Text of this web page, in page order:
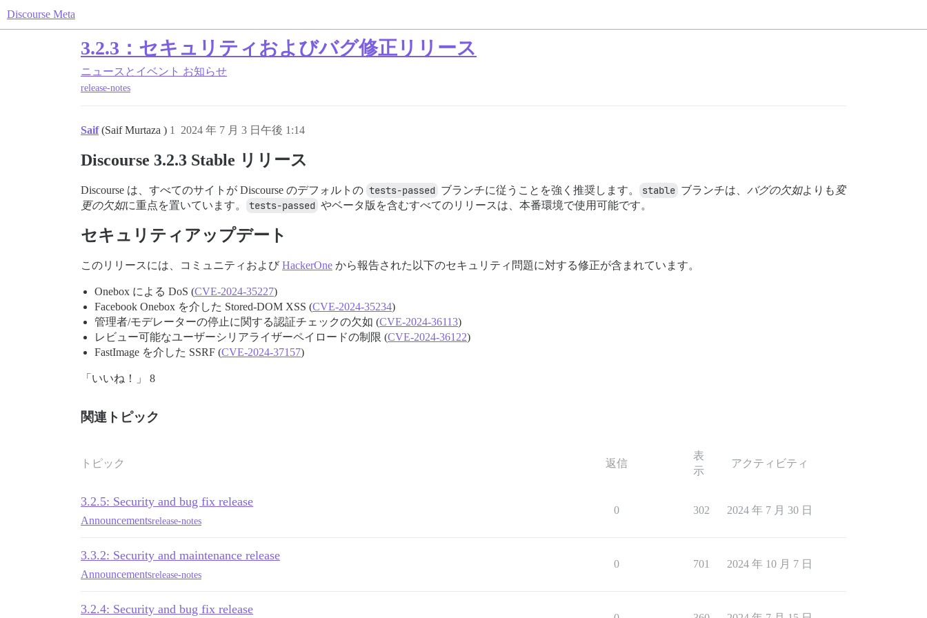
Discourse Meta
3.2.3：セキュリティおよびバグ修正リリース
ニュースとイベント お知らせ
release-notes
Saif (Saif Murtaza ) 2024 年 7 月 3 日午後 1:14
1
Discourse 3.2.3 Stable リリース
Discourse は、すべてのサイトが Discourse のデフォルトの tests-passed ブランチに従うことを強く推奨します。 stable ブランチは、 バグの欠如よりも 変
更の欠如に重点を置いています。 tests-passed やベータ版を含むすべてのリリースは、本番環境で使用可能です。
セキュリティアップデート
このリリースには、コミュニティおよび HackerOne から報告された以下のセキュリティ問題に対する修正が含まれています。
Onebox による DoS (CVE-2024-35227)
Facebook Onebox を介した Stored-DOM XSS (CVE-2024-35234)
管理者/モデレーターの停止に関する認証チェックの欠如 (CVE-2024-36113)
レビュー可能なユーザーシリアライザーペイロードの制限 (CVE-2024-36122)
FastImage を介した SSRF (CVE-2024-37157)
「いいね！」 8
関連トピック
トピック 返信
表
示
アクティビティ
3.2.5: Security and bug fix release
Announcementsrelease-notes
0 302 2024 年 7 月 30 日
3.3.2: Security and maintenance release
Announcementsrelease-notes
0 701 2024 年 10 月 7 日
3.2.4: Security and bug fix release